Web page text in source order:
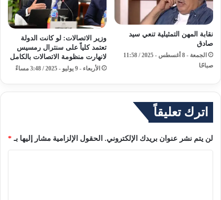
نقابة المهن التمثيلية تنعي سيد
صادق
الجمعة - 8 أغسطس - 2025 / 11:58
صباحًا
وزير الاتصالات: لو كانت الدولة
تعتمد كلياً على سنترال رمسيس
لانهارت منظومة الاتصالات بالكامل
الأربعاء - 9 يوليو - 2025 / 3:48 مساءً
اترك تعليقاً
لن يتم نشر عنوان بريدك الإلكتروني. الحقول الإلزامية مشار إليها بـ *